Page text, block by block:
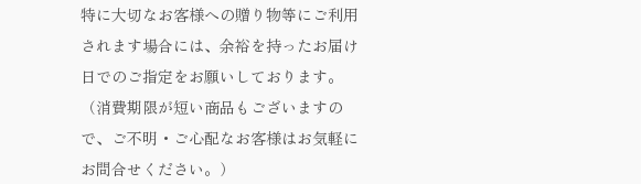
特に大切なお客様への贈り物等にご利用
されます場合には、余裕を持ったお届け
日でのご指定をお願いしております。
（消費期限が短い商品もございますの
で、ご不明・ご心配なお客様はお気軽に
お問合せください。）